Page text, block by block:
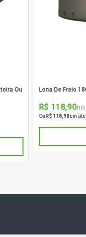
Lona De Freio
R$ 118,90no
Ou R$ 118,90em